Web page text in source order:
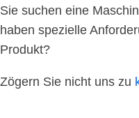
Sie suchen eine
haben spezielle
Produkt?
Zögern Sie nicht uns zu